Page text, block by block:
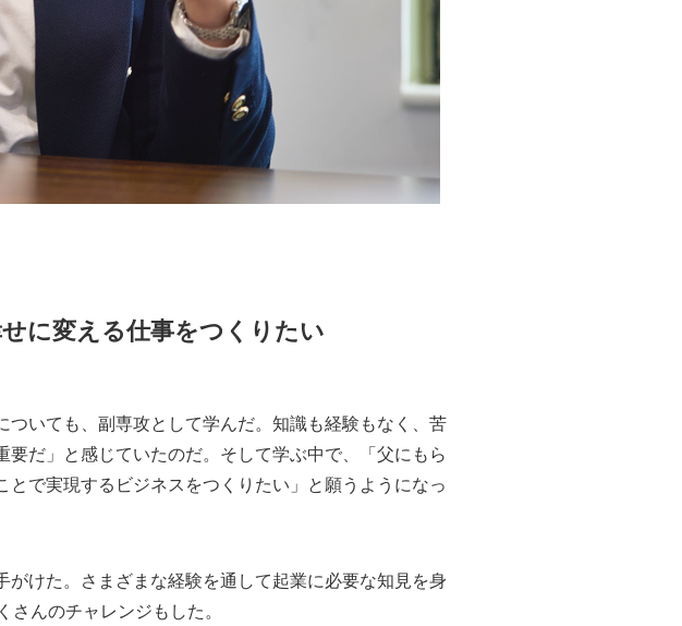
に変える仕事をつくりたい
いても、副専攻として学んだ。知識も経験もなく、苦
だ」と感じていたのだ。そして学ぶ中で、「父にもら
で実現するビジネスをつくりたい」と願うようになっ
けた。さまざまな経験を通して起業に必要な知見を身
んのチャレンジもした。